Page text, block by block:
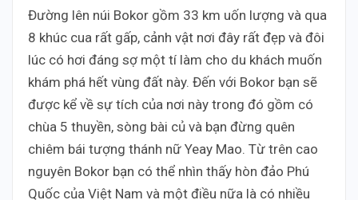
Đường lên núi Bokor gồm 33 km uốn lượng và qua
8 khúc cua rất gấp, cảnh vật nơi đây rất đẹp và đôi
lúc có hơi đáng sợ một tí làm cho du khách muốn
khám phá hết vùng đất này. Đến với Bokor bạn sẽ
được kể về sự tích của nơi này trong đó gồm có
chùa 5 thuyền, sòng bài củ và bạn đừng quên
chiêm bái tượng thánh nữ Yeay Mao. Từ trên cao
nguyên Bokor bạn có thể nhìn thấy hòn đảo Phú
Quốc của Việt Nam và một điều nữa là có nhiều